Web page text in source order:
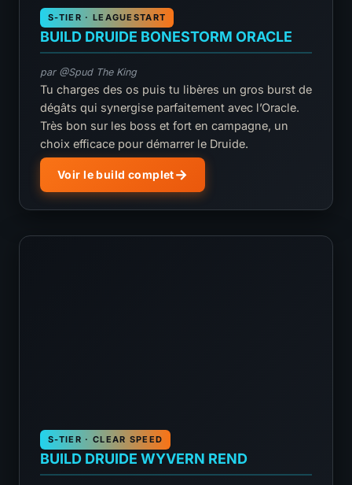
S-TIER · LEAGUESTART
BUILD DRUIDE BONESTORM ORACLE
par @Spud The King
Tu charges des os puis tu libères un gros burst de
dégâts qui synergise parfaitement avec l’Oracle.
Très bon sur les boss et fort en campagne, un
choix efficace pour démarrer le Druide.
Voir le build complet
S-TIER · CLEAR SPEED
BUILD DRUIDE WYVERN REND